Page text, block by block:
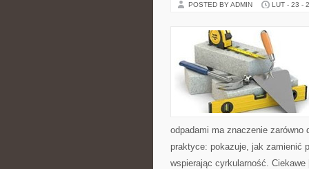
POSTED BY ADMIN LUT - 23 -
odpadami ma znaczenie zarówno
praktyce: pokazuje, jak zamienić
wspierając cyrkularność.